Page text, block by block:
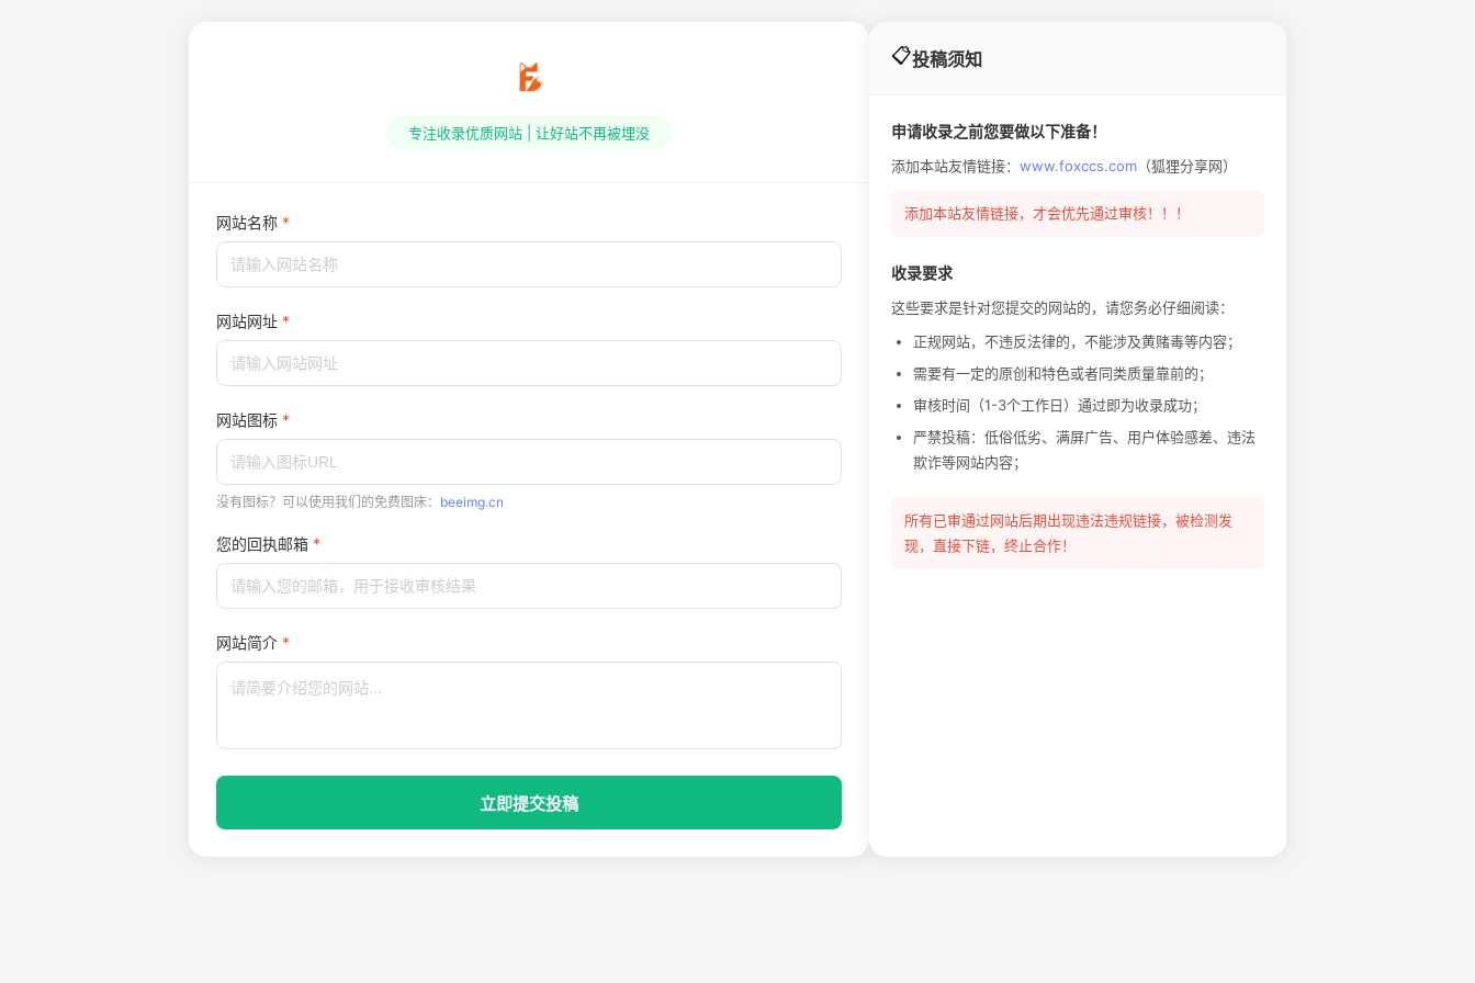
专注收录优质网站 | 让好站不再被埋没
网站名称
网站网址
网站图标
没有图标？可以使用我们的免费图床： beeimg.cn
您的回执邮箱
网站简介
立即提交投稿
📋投稿须知
申请收录之前您要做以下准备！
添加本站友情链接： www.foxccs.com （狐狸分享网）
添加本站友情链接，才会优先通过审核！！！
收录要求
这些要求是针对您提交的网站的，请您务必仔细阅读：
正规网站，不违反法律的，不能涉及黄赌毒等内容；
需要有一定的原创和特色或者同类质量靠前的；
审核时间（1-3个工作日）通过即为收录成功；
严禁投稿：低俗低劣、满屏广告、用户体验感差、违法
欺诈等网站内容；
所有已审通过网站后期出现违法违规链接，被检测发
现，直接下链，终止合作！